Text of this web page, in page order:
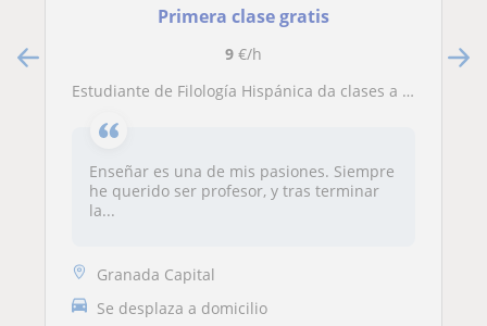
Primera clase gratis
9€/h
Estudiante de Filología Hispánica da clases a estudiantes de cualquier materia hasta bachillerato
Enseñar es una de mis pasiones. Siempre
he querido ser profesor, y tras terminar
la...
Granada Capital
Se desplaza a domicilio